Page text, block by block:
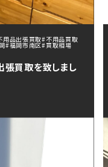
用品出張買取#不用品買取
#福岡市南区#買取相場
買取を致しまし